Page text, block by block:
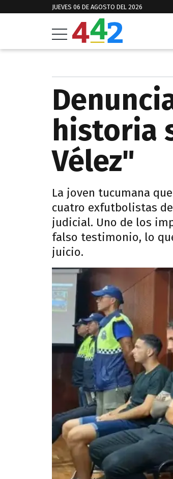
JUEVES 06 DE AGOSTO DEL 2026
historia
Vélez"
La joven tucumana
cuatro exfutbolistas
judicial. Uno de los
falso testimonio, lo
juicio.